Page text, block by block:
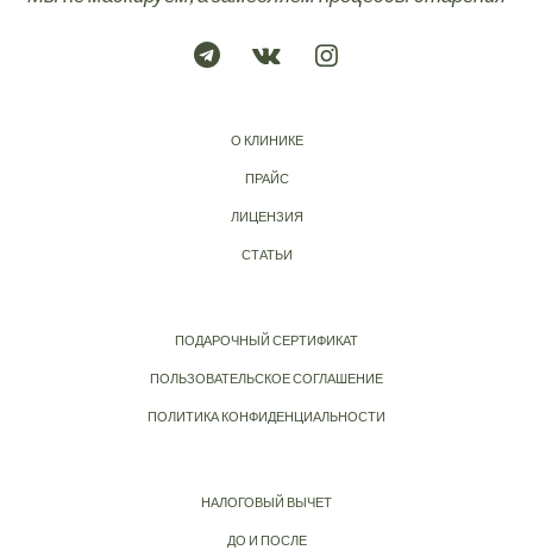
О КЛИНИКЕ
ПРАЙС
ЛИЦЕНЗИЯ
СТАТЬИ
ПОДАРОЧНЫЙ СЕРТИФИКАТ
ПОЛЬЗОВАТЕЛЬСКОЕ СОГЛАШЕНИЕ
ПОЛИТИКА КОНФИДЕНЦИАЛЬНОСТИ
НАЛОГОВЫЙ ВЫЧЕТ
ДО И ПОСЛЕ